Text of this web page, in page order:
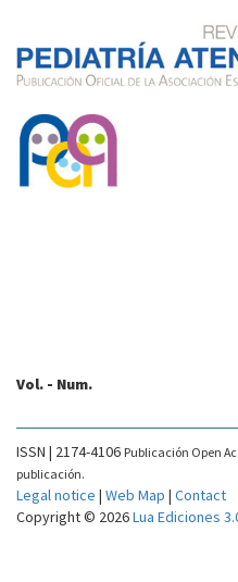
Vol. - Num.
ISSN | 2174-4106 Publicación Open
publicación.
Legal notice | Web Map | Contact
Copyright © 2026Lua Ediciones